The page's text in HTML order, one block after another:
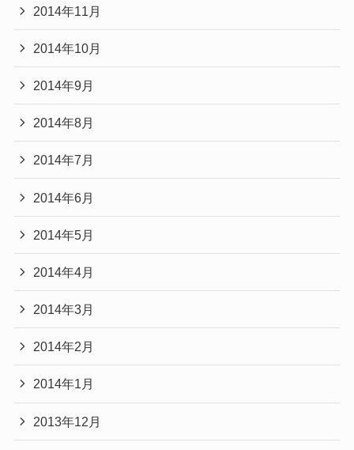
2014年11月
2014年10月
2014年9月
2014年8月
2014年7月
2014年6月
2014年5月
2014年4月
2014年3月
2014年2月
2014年1月
2013年12月